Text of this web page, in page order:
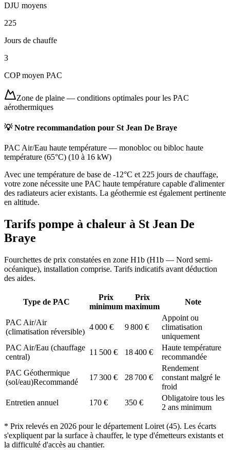
DJU moyens
225
Jours de chauffe
3
COP moyen PAC
Zone de plaine — conditions optimales pour les PAC
aérothermiques
💡 Notre recommandation pour St Jean De Braye
PAC Air/Eau haute température — monobloc ou bibloc haute
température (65°C) (10 à 16 kW)
Avec une température de base de -12°C et 225 jours de chauffage,
votre zone nécessite une PAC haute température capable d'alimenter
des radiateurs acier existants. La géothermie est également pertinente
en altitude.
Tarifs pompe à chaleur à St Jean De
Braye
Fourchettes de prix constatées en zone H1b (H1b — Nord semi-
océanique), installation comprise. Tarifs indicatifs avant déduction
des aides.
Type de PAC
Prix
minimum
Prix
maximum
Note
PAC Air/Air
(climatisation réversible)
4 000 € 9 800 €
Appoint ou
climatisation
uniquement
PAC Air/Eau (chauffage
central)
11 500 € 18 400 €
Haute température
recommandée
PAC Géothermique
(sol/eau)Recommandé
17 300 € 28 700 €
Rendement
constant malgré le
froid
Entretien annuel
170 € 350 €
Obligatoire tous les
2 ans minimum
* Prix relevés en 2026 pour le département Loiret (45). Les écarts
s'expliquent par la surface à chauffer, le type d'émetteurs existants et
la difficulté d'accès au chantier.